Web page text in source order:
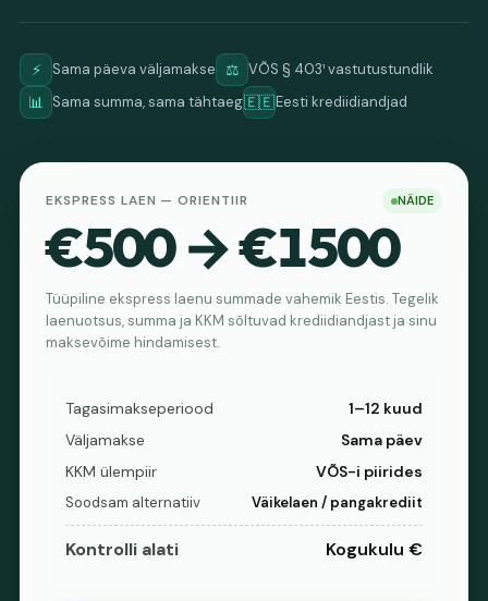
⚡ Sama päeva väljamakse ⚖️ VÕS § 403¹ vastutustundlik
📊 Sama summa, sama tähtaeg🇪🇪Eesti krediidiandjad
EKSPRESS LAEN — ORIENTIIR NÄIDE
€500 → €1500
Tüüpiline ekspress laenu summade vahemik Eestis. Tegelik
laenuotsus, summa ja KKM sõltuvad krediidiandjast ja sinu
maksevõime hindamisest.
Tagasimakseperiood
1–12 kuud
Väljamakse
Sama päev
KKM ülempiir
VÕS-i piirides
Soodsam alternatiiv Väikelaen / pangakrediit
Kontrolli alati Kogukulu €